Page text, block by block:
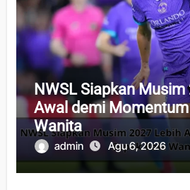
NWSL Siapkan
Awal demi
Wanita
admin Agu 6, 2026